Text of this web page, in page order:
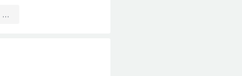
...